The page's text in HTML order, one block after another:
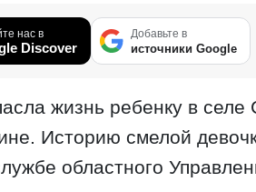
нас в
Discover
Добавьте в
источники Google
жизнь ребенку в селе
Историю смелой
областного